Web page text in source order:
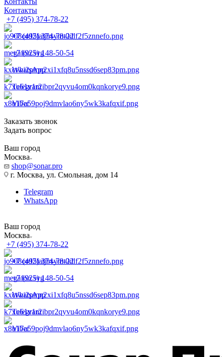
Контакты
+7 (495) 374-78-22
+7 (495) 374-78-22
+7 (925) 148-50-54
WhatsApp
Telegram
Viber
Заказать звонок
Задать вопрос
Ваш город
Москва
shop@sonar.pro
г. Москва, ул. Смольная, дом 14
Telegram
WhatsApp
Ваш город
Москва
+7 (495) 374-78-22
+7 (495) 374-78-22
+7 (925) 148-50-54
WhatsApp
Telegram
Viber